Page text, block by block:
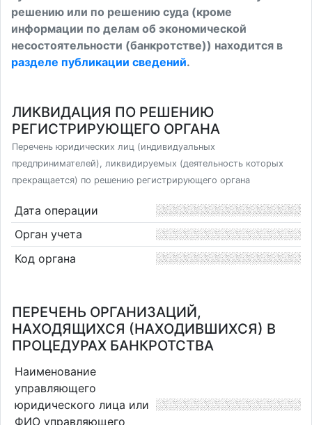
решению или по решению суда (кроме
информации по делам об экономической
несостоятельности (банкротстве)) находится в
разделе публикации сведений.
ЛИКВИДАЦИЯ ПО РЕШЕНИЮ
РЕГИСТРИРУЮЩЕГО ОРГАНА
Перечень юридических лиц (индивидуальных
предпринимателей), ликвидируемых (деятельность которых
прекращается) по решению регистрирующего органа
Дата операции
Орган учета
Код органа
ПЕРЕЧЕНЬ ОРГАНИЗАЦИЙ,
НАХОДЯЩИХСЯ (НАХОДИВШИХСЯ) В
ПРОЦЕДУРАХ БАНКРОТСТВА
Наименование
управляющего
юридического лица или
ФИО управляющего